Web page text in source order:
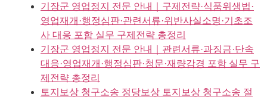
기장군 영업정지 전문 안내｜구제전략·식품위생법·
영업재개·행정심판·관련서류·위반사실소명·기초조
사 대응 포함 실무 구제전략 총정리
기장군 영업정지 전문 안내｜관련서류·과징금·단속
대응·영업재개·행정심판·청문·재량감경 포함 실무 구
제전략 총정리
토지보상 청구소송 정당보상 토지보상 청구소송 절